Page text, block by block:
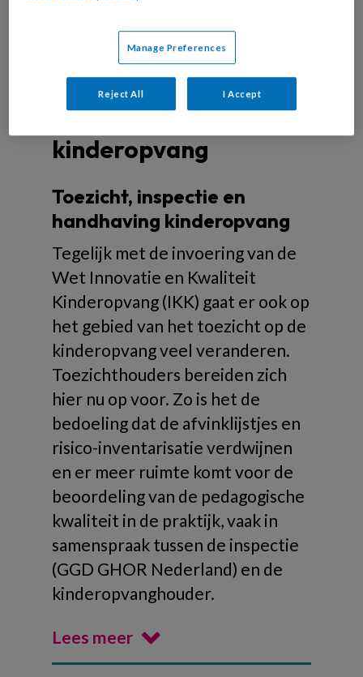
Over toezicht
kinderopvang
Toezicht, inspectie en
handhaving kinderopvang
Tegelijk met de invoering van de
Wet Innovatie en Kwaliteit
Kinderopvang (IKK) gaat er ook op
het gebied van het toezicht op de
kinderopvang veel veranderen.
Toezichthouders bereiden zich
hier nu op voor. Zo is het de
bedoeling dat de afvinklijstjes en
risico-inventarisatie verdwijnen
en er meer ruimte komt voor de
beoordeling van de pedagogische
kwaliteit in de praktijk, vaak in
samenspraak tussen de inspectie
(GGD GHOR Nederland) en de
kinderopvanghouder.
Lees meer
Manage Preferences
Reject All I Accept